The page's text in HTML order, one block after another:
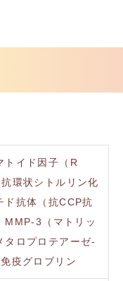
トイド因子（R
環状シトルリン化
ド抗体（抗CCP抗
MMP-3（マトリッ
タロプロテアーゼ‐
疫グロブリン